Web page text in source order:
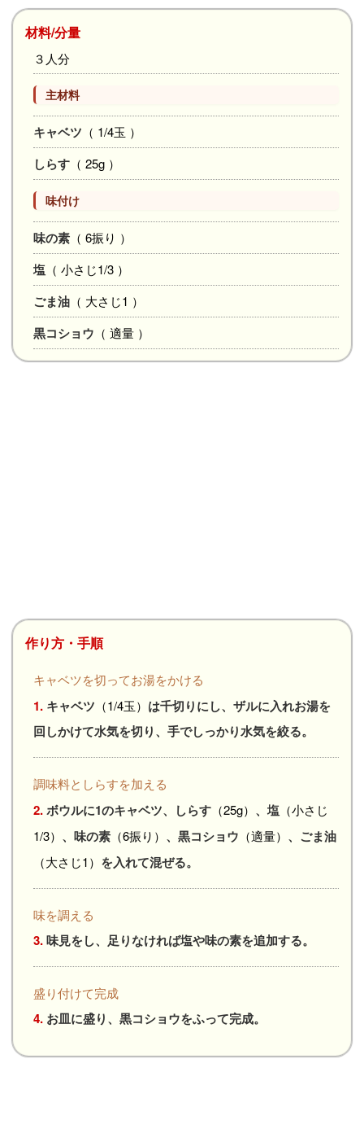
材料/分量
３人分
主材料
キャベツ （ 1/4玉 ）
しらす （ 25g ）
味付け
味の素 （ 6振り ）
塩 （ 小さじ1/3 ）
ごま油 （ 大さじ1 ）
黒コショウ （ 適量 ）
作り方・手順
キャベツを切ってお湯をかける
1. キャベツ （1/4玉） は千切りにし、ザルに入れお湯を
回しかけて水気を切り、手でしっかり水気を絞る。
調味料としらすを加える
2.ボウルに1のキャベツ、しらす （25g） 、塩 （小さじ
1/3） 、味の素 （6振り） 、黒コショウ （適量） 、ごま油
（大さじ1） を入れて混ぜる。
味を調える
3.味見をし、足りなければ塩や味の素を追加する。
盛り付けて完成
4. お皿に盛り、黒コショウをふって完成。